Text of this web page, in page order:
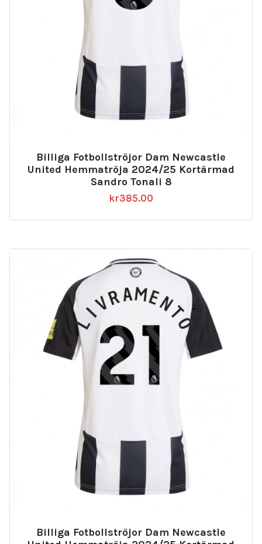
Billiga Fotbollströjor Dam Newcastle
United Hemmatröja 2024/25 Kortärmad
Sandro Tonali 8
kr385.00
Billiga Fotbollströjor Dam Newcastle